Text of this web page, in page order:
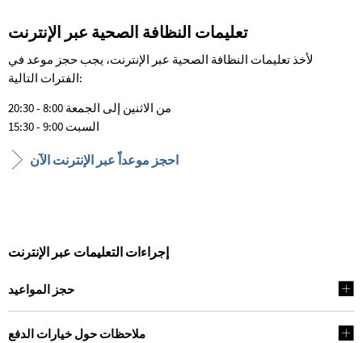
العدوى
تعليمات النظافة الصحية عبر الإنترنت
لأخذ تعليمات النظافة الصحية عبر الإنترنت، يجب حجز موعد في
الفترات التالية:
من الاثنين إلى الجمعة 8:00 - 20:30
السبت 9:00 - 15:30
احجز موعداً عبر الإنترنت الآن
إجراءات التعليمات عبر الإنترنت
حجز المواعيد
ملاحظات حول خيارات الدفع